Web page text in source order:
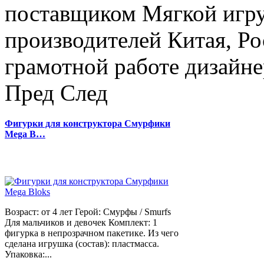
поставщиком Мягкой
производителей Китая,
грамотной работе
Пред След
Фигурки для конструктора Смурфики
Mega B…
Возраст: от 4 лет Герой: Смурфы / Smurfs
Для мальчиков и девочек Комплект: 1
фигурка в непрозрачном пакетике. Из чего
сделана игрушка (состав): пластмасса.
Упаковка:...